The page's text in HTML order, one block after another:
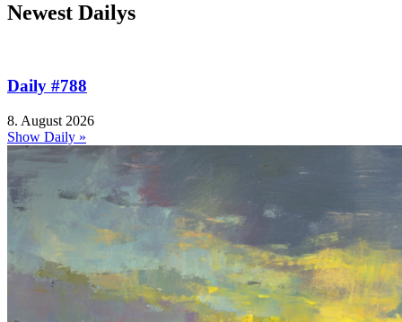
Newest Dailys
Daily #788
8. August 2026
Show Daily »